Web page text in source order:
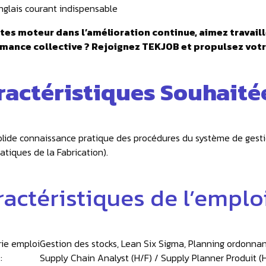
courant indispensable
moteur dans l’amélioration continue, aimez
collective ? Rejoignez TEKJOB et propulsez
connaissance pratique des procédures du système de
de la Fabrication).
de
emploiGestion des stocks, Lean Six Sigma, Planning
Supply Chain Analyst (H/F) / Supply Planner Produit